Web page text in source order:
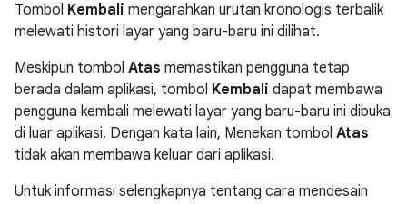
Tombol Kembali mengarahkan urutan kronologis terbalik
melewati histori layar yang baru-baru ini dilihat.
Meskipun tombol Atas memastikan pengguna tetap
berada dalam aplikasi, tombol Kembali dapat membawa
pengguna kembali melewati layar yang baru-baru ini dibuka
di luar aplikasi. Dengan kata lain, Menekan tombol Atas
tidak akan membawa keluar dari aplikasi.
Untuk informasi selengkapnya tentang cara mendesain